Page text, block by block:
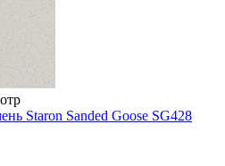
Staron Sanded Goose SG428